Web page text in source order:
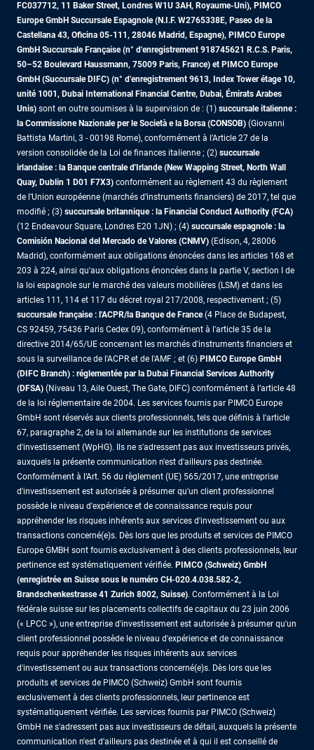
FC037712, 11 Baker Street, Londres W1U 3AH, Royaume-Uni), PIMCO
Europe GmbH Succursale Espagnole (N.I.F. W2765338E, Paseo de la
Castellana 43, Oficina 05-111, 28046 Madrid, Espagne), PIMCO Europe
GmbH Succursale Française (n° d'enregistrement 918745621 R.C.S. Paris,
50–52 Boulevard Haussmann, 75009 Paris, France) et PIMCO Europe
GmbH (Succursale DIFC) (n° d'enregistrement 9613, Index Tower étage 10,
unité 1001, Dubai International Financial Centre, Dubai, Émirats Arabes
Unis) sont en outre soumises à la supervision de : (1) succursale italienne :
la Commissione Nazionale per le Società e la Borsa (CONSOB) (Giovanni
Battista Martini, 3 - 00198 Rome), conformément à l’Article 27 de la
version consolidée de la Loi de finances italienne ; (2) succursale
irlandaise : la Banque centrale d'Irlande (New Wapping Street, North Wall
Quay, Dublin 1 D01 F7X3) conformément au règlement 43 du règlement
de l’Union européenne (marchés d’instruments financiers) de 2017, tel que
modifié ; (3) succursale britannique : la Financial Conduct Authority (FCA)
(12 Endeavour Square, Londres E20 1JN) ; (4) succursale espagnole : la
Comisión Nacional del Mercado de Valores (CNMV) (Edison, 4, 28006
Madrid), conformément aux obligations énoncées dans les articles 168 et
203 à 224, ainsi qu'aux obligations énoncées dans la partie V, section I de
la loi espagnole sur le marché des valeurs mobilières (LSM) et dans les
articles 111, 114 et 117 du décret royal 217/2008, respectivement ; (5)
succursale française : l'ACPR/la Banque de France(4 Place de Budapest,
CS 92459, 75436 Paris Cedex 09), conformément à l'article 35 de la
directive 2014/65/UE concernant les marchés d'instruments financiers et
sous la surveillance de l'ACPR et de l'AMF ; et (6) PIMCO Europe GmbH
(DIFC Branch) : réglementée par la Dubai Financial Services Authority
(DFSA) (Niveau 13, Aile Ouest, The Gate, DIFC) conformément à l’article 48
de la loi réglementaire de 2004. Les services fournis par PIMCO Europe
GmbH sont réservés aux clients professionnels, tels que définis à l'article
67, paragraphe 2, de la loi allemande sur les institutions de services
d'investissement (WpHG). Ils ne s'adressent pas aux investisseurs privés,
auxquels la présente communication n'est d'ailleurs pas destinée.
Conformément à l’Art. 56 du règlement (UE) 565/2017, une entreprise
d'investissement est autorisée à présumer qu'un client professionnel
possède le niveau d'expérience et de connaissance requis pour
appréhender les risques inhérents aux services d'investissement ou aux
transactions concerné(e)s. Dès lors que les produits et services de PIMCO
Europe GMBH sont fournis exclusivement à des clients professionnels, leur
pertinence est systématiquement vérifiée. PIMCO (Schweiz) GmbH
(enregistrée en Suisse sous le numéro CH-020.4.038.582-2,
Brandschenkestrasse 41 Zurich 8002, Suisse). Conformément à la Loi
fédérale suisse sur les placements collectifs de capitaux du 23 juin 2006
(« LPCC »), une entreprise d'investissement est autorisée à présumer qu'un
client professionnel possède le niveau d'expérience et de connaissance
requis pour appréhender les risques inhérents aux services
d'investissement ou aux transactions concerné(e)s. Dès lors que les
produits et services de PIMCO (Schweiz) GmbH sont fournis
exclusivement à des clients professionnels, leur pertinence est
systématiquement vérifiée. Les services fournis par PIMCO (Schweiz)
GmbH ne s'adressent pas aux investisseurs de détail, auxquels la présente
communication n'est d'ailleurs pas destinée et à qui il est conseillé de